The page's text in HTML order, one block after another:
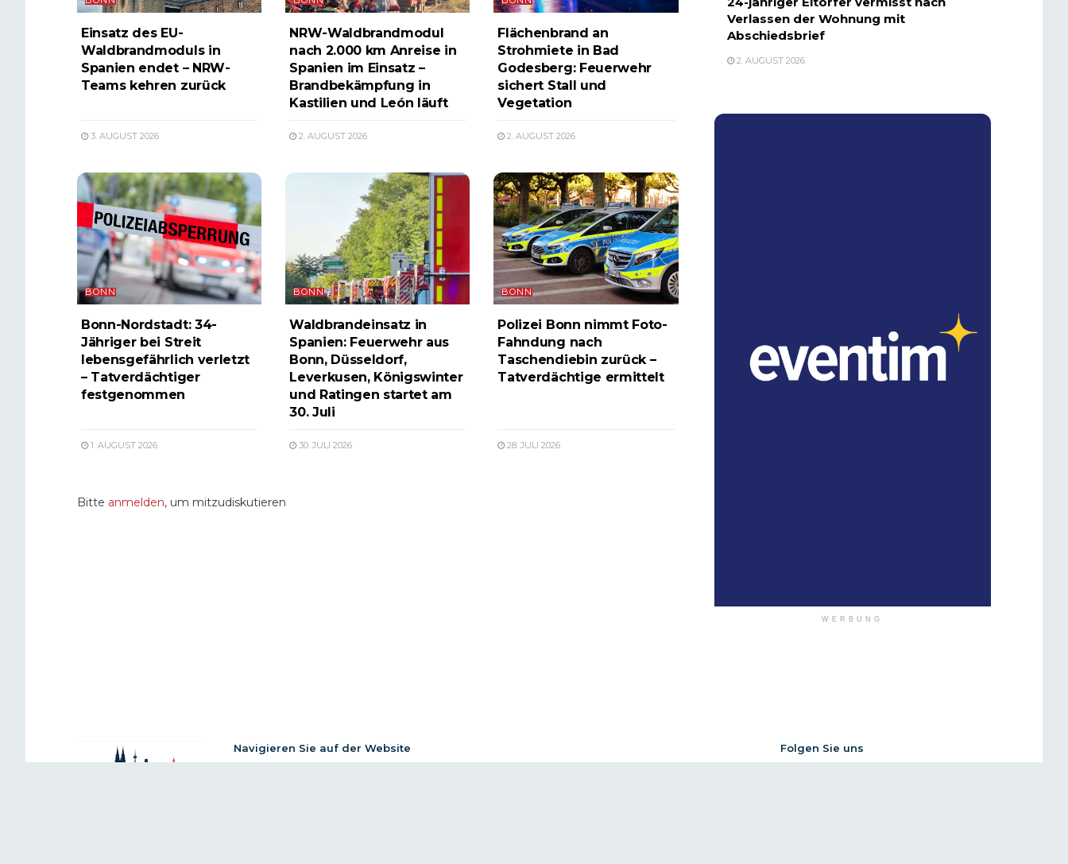
Einsatz des EU-
Waldbrandmoduls in
Spanien endet – NRW-
Teams kehren zurück
3. AUGUST 2026
NRW-Waldbrandmodul
nach 2.000 km Anreise in
Spanien im Einsatz –
Brandbekämpfung in
Kastilien und León läuft
2. AUGUST 2026
Flächenbrand an
Strohmiete in Bad
Godesberg: Feuerwehr
sichert Stall und
Vegetation
2. AUGUST 2026
BONN
Bonn-Nordstadt: 34-
Jähriger bei Streit
lebensgefährlich verletzt
– Tatverdächtiger
festgenommen
1. AUGUST 2026
BONN
Waldbrandeinsatz in
Spanien: Feuerwehr aus
Bonn, Düsseldorf,
Leverkusen, Königswinter
und Ratingen startet am
30. Juli
30. JULI 2026
BONN
Polizei Bonn nimmt Foto-
Fahndung nach
Taschendiebin zurück –
Tatverdächtige ermittelt
28. JULI 2026
Bitte anmelden, um mitzudiskutieren
Verlassen der Wohnung mit
Abschiedsbrief
2. AUGUST 2026
WERBUNG
Navigieren Sie auf der Website Folgen Sie uns